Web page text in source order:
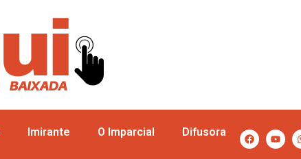
Imirante O Imparcial Difusora